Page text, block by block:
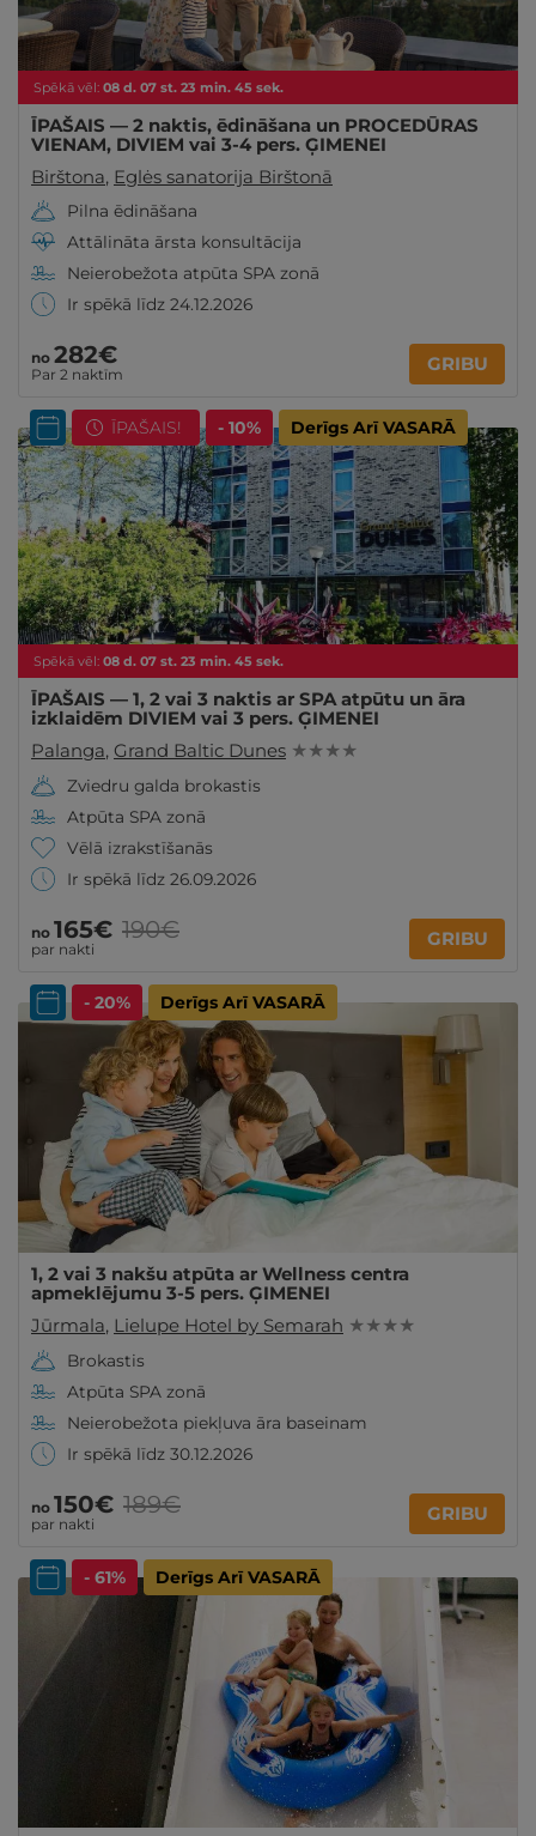
Spēkā vēl: 08 d. 07 st. 23 min. 43 sek.
ĪPAŠAIS — 2 naktis, ēdināšana un PROCEDŪRAS
VIENAM, DIVIEM vai 3-4 pers. ĢIMENEI
Birštona, Eglės sanatorija Birštonā
Pilna ēdināšana
Attālināta ārsta konsultācija
Neierobežota atpūta SPA zonā
Ir spēkā līdz 24.12.2026
no 282€
Par 2 naktīm GRIBU
Spēkā vēl: 08 d. 07 st. 23 min. 43 sek.
ĪPAŠAIS! - 10% Derīgs Arī VASARĀ
ĪPAŠAIS — 1, 2 vai 3 naktis ar SPA atpūtu un āra
izklaidēm DIVIEM vai 3 pers. ĢIMENEI
Palanga, Grand Baltic Dunes ★ ★ ★ ★
Zviedru galda brokastis
Atpūta SPA zonā
Vēlā izrakstīšanās
Ir spēkā līdz 26.09.2026
no 165€
par nakti
190€ GRIBU
- 20% Derīgs Arī VASARĀ
1, 2 vai 3 nakšu atpūta ar Wellness centra
apmeklējumu 3-5 pers. ĢIMENEI
Jūrmala, Lielupe Hotel by Semarah ★ ★ ★ ★
Brokastis
Atpūta SPA zonā
Neierobežota piekļuva āra baseinam
Ir spēkā līdz 30.12.2026
no 150€
par nakti
189€ GRIBU
- 61% Derīgs Arī VASARĀ